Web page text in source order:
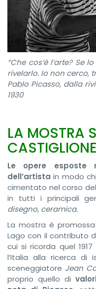
“Che cos’è l’arte? Se
rivelarlo. Io non cerco,
Pablo Picasso, dalla
1930
LA MOSTRA
Le opere esposte
dell’artista in modo
cimentato nel corso
in tutti i principali
disegno, ceramica.
La mostra è
Lago con il contributo
cui si ricorda quel
l’Italia alla ricerca di
sceneggiatore Jean
proprio quello di